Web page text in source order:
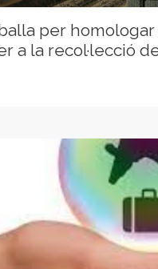
per
a la recol·lecció